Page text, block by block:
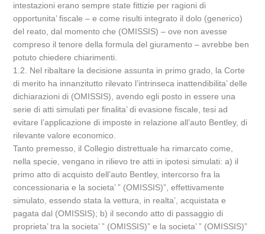
intestazioni erano sempre state fittizie per ragioni di
opportunita’ fiscale – e come risulti integrato il dolo (generico)
del reato, dal momento che (OMISSIS) – ove non avesse
compreso il tenore della formula del giuramento – avrebbe ben
potuto chiedere chiarimenti.
1.2. Nel ribaltare la decisione assunta in primo grado, la Corte
di merito ha innanzitutto rilevato l’intrinseca inattendibilita’ delle
dichiarazioni di (OMISSIS), avendo egli posto in essere una
serie di atti simulati per finalita’ di evasione fiscale, tesi ad
evitare l’applicazione di imposte in relazione all’auto Bentley, di
rilevante valore economico.
Tanto premesso, il Collegio distrettuale ha rimarcato come,
nella specie, vengano in rilievo tre atti in ipotesi simulati: a) il
primo atto di acquisto dell’auto Bentley, intercorso fra la
concessionaria e la societa’ ” (OMISSIS)”, effettivamente
simulato, essendo stata la vettura, in realta’, acquistata e
pagata dal (OMISSIS); b) il secondo atto di passaggio di
proprieta’ tra la societa’ ” (OMISSIS)” e la societa’ ” (OMISSIS)”